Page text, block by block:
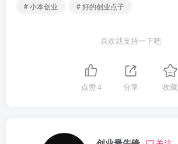
# 小本创业
# 好的创业点子
喜欢就支持一下吧
点赞4 分享 收藏